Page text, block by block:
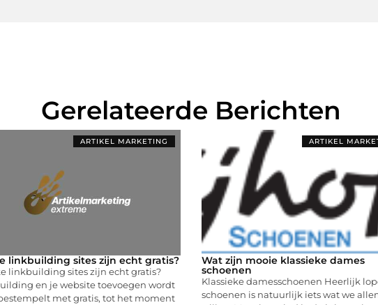
Gerelateerde Berichten
ARTIKEL MARKETING
linkbuilding sites zijn echt gratis?
linkbuilding sites zijn echt gratis?
en je website toevoegen wordt
met gratis, tot het moment
ARTIKEL
Wat zijn mooie klassieke dames
schoenen
Klassieke damesschoenen Heerlijk
schoenen is natuurlijk iets wat we